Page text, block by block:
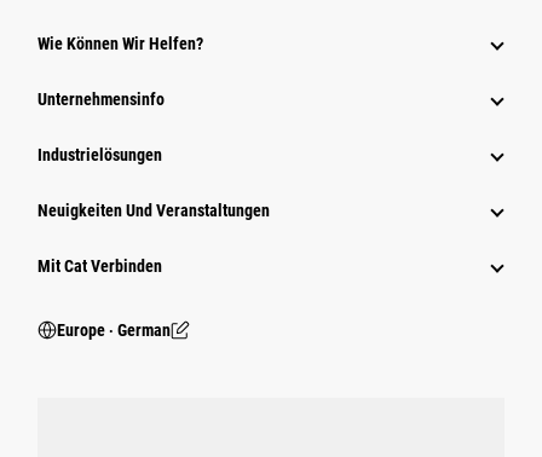
Wie Können Wir Helfen?
Unternehmensinfo
Industrielösungen
Neuigkeiten Und Veranstaltungen
Mit Cat Verbinden
Europe ‧ German